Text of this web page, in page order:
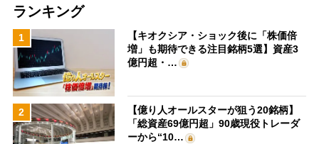
ランキング
1
【キオクシア・ショック後に「株価倍
増」も期待できる注目銘柄5選】資産3
億円超・…
2
【億り人オールスターが狙う20銘柄】
「総資産69億円超」90歳現役トレーダ
ーから“10…